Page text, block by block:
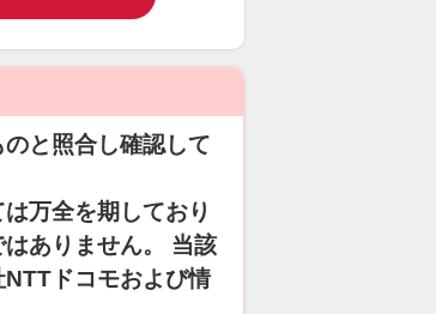
と照合し確認して
万全を期しており
ありません。 当該
ドコモおよび情